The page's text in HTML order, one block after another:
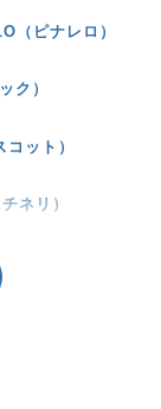
（ピナレロ）
ク）
ット）
ネリ）